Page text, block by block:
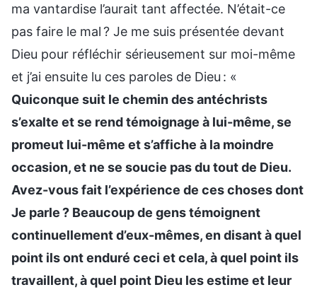
ma vantardise l’aurait tant affectée. N’était-ce
pas faire le mal ? Je me suis présentée devant
Dieu pour réfléchir sérieusement sur moi-même
et j’ai ensuite lu ces paroles de Dieu : «
Quiconque suit le chemin des antéchrists
s’exalte et se rend témoignage à lui-même, se
promeut lui-même et s’affiche à la moindre
occasion, et ne se soucie pas du tout de Dieu.
Avez-vous fait l’expérience de ces choses dont
Je parle ? Beaucoup de gens témoignent
continuellement d’eux-mêmes, en disant à quel
point ils ont enduré ceci et cela, à quel point ils
travaillent, à quel point Dieu les estime et leur